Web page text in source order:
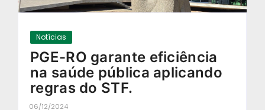
Notícias
PGE-RO garante eficiência
na saúde pública aplicando
regras do STF.
06/12/2024